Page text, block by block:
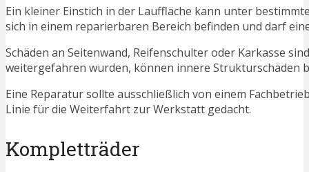
Ein kleiner Einstich in der Lauffläche kann unter
sich in einem reparierbaren Bereich befinden und darf
Schäden an Seitenwand, Reifenschulter oder Karkasse
weitergefahren wurden, können innere Strukturschäden
Eine Reparatur sollte ausschließlich von einem
Linie für die Weiterfahrt zur Werkstatt gedacht.
Kompletträder